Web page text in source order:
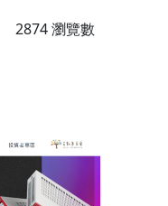
2874 瀏覽數